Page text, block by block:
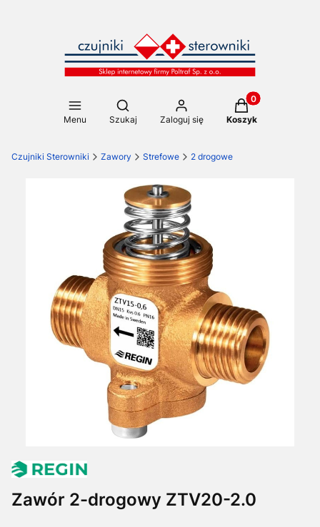
Menu
Otwórz wyszukiwarkę
Szukaj Zaloguj się
Produkty w
Koszyk
Czujniki Sterowniki Zawory Strefowe 2 drogowe
Zawór 2-drogowy ZTV20-2.0